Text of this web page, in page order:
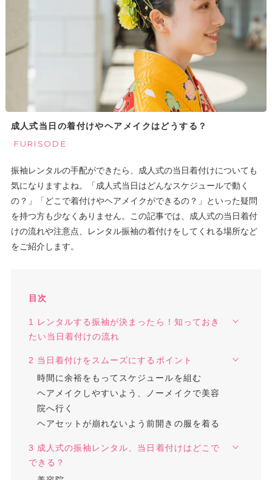
成人式当日の着付けやヘアメイクはどうする？
FURISODE
振袖レンタルの手配ができたら、成人式の当日着付けについても
気になりますよね。「成人式当日はどんなスケジュールで動く
の？」「どこで着付けやヘアメイクができるの？」といった疑問
を持つ方も少なくありません。この記事では、成人式の当日着付
けの流れや注意点、レンタル振袖の着付けをしてくれる場所など
をご紹介します。
目次
1 レンタルする振袖が決まったら！知っておき
たい当日着付けの流れ
2 当日着付けをスムーズにするポイント
時間に余裕をもってスケジュールを組む
ヘアメイクしやすいよう、ノーメイクで美容
院へ行く
ヘアセットが崩れないよう前開きの服を着る
3 成人式の振袖レンタル、当日着付けはどこで
できる？